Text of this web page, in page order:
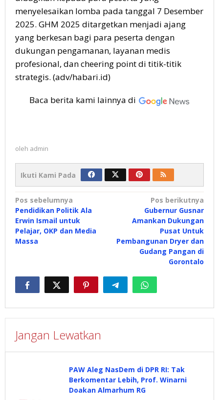
menyelesaikan lomba pada tanggal 7 Desember
2025. GHM 2025 ditargetkan menjadi ajang
yang berkesan bagi para peserta dengan
dukungan pengamanan, layanan medis
profesional, dan cheering point di titik-titik
strategis. (adv/habari.id)
Baca berita kami lainnya di
oleh admin
Ikuti Kami Pada
Navigasi
pos
Pos sebelumnya
Pendidikan Politik Ala
Erwin Ismail untuk
Pelajar, OKP dan Media
Massa
Pos berikutnya
Gubernur Gusnar
Amankan Dukungan
Pusat Untuk
Pembangunan Dryer dan
Gudang Pangan di
Gorontalo
Jangan Lewatkan
PAW Aleg NasDem di DPR RI: Tak
Berkomentar Lebih, Prof. Winarni
Doakan Almarhum RG